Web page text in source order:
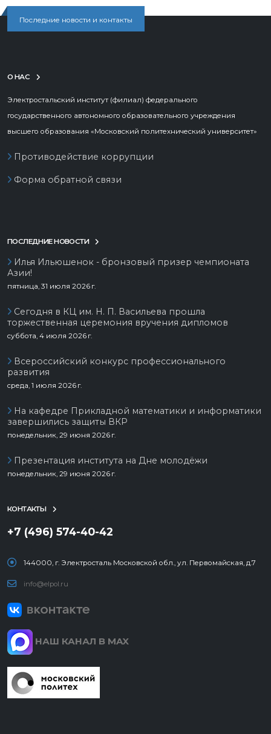
Последние новости и контакты
О НАС
Электростальский институт (филиал) федерального
государственного автономного образовательного учреждения
высшего образования «Московский политехнический университет»
Противодействие коррупции
Форма обратной связи
ПОСЛЕДНИЕ НОВОСТИ
Илья Ильюшенок - бронзовый призер чемпионата
Азии!
пятница, 31 июля 2026 г.
Сегодня в КЦ им. Н. П. Васильева прошла
торжественная церемония вручения дипломов
суббота, 4 июля 2026 г.
Всероссийский конкурс профессионального
развития
среда, 1 июля 2026 г.
На кафедре Прикладной математики и информатики
завершились защиты ВКР
понедельник, 29 июня 2026 г.
Презентация института на Дне молодёжи
понедельник, 29 июня 2026 г.
КОНТАКТЫ
+7 (496) 574-40-42
144000, г. Электросталь Московской обл., ул. Первомайская, д.7
info@elpol.ru
НАШ КАНАЛ В MAX